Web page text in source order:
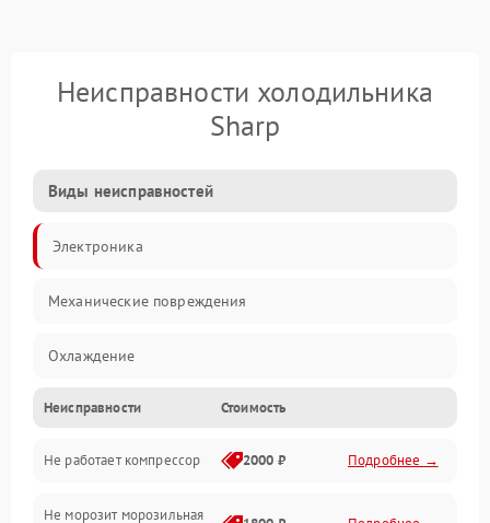
Неисправности холодильника
Sharp
Виды неисправностей
Электроника
Механические повреждения
Охлаждение
Механика
Электропитание
Неисправности Стоимость
Не работает компрессор 2000 ₽ Подробнее →
Не морозит морозильная